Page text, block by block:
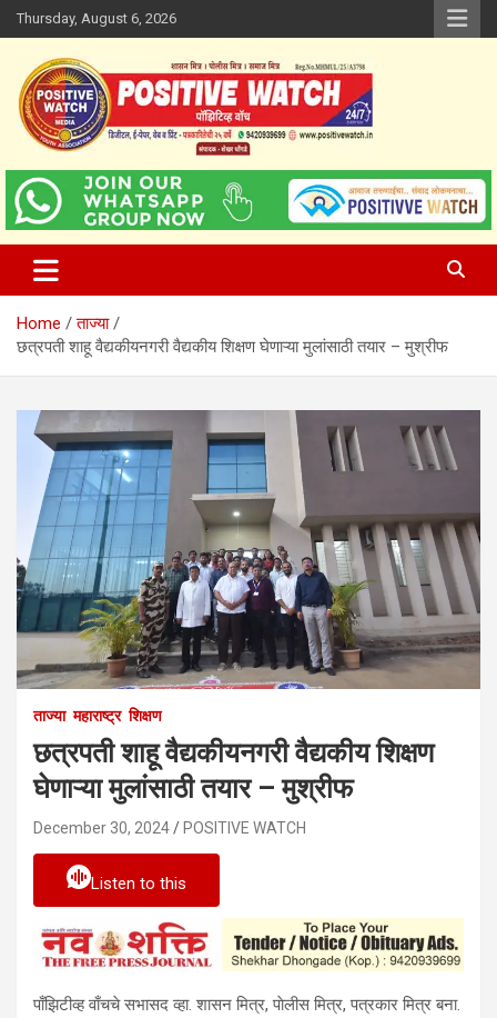
Skip
to
content
Thursday, August 6, 2026
Positive Watch
www.positivewatch.in
Home
ताज्या
छत्रपती शाहू वैद्यकीयनगरी वैद्यकीय शिक्षण घेणाऱ्या मुलांसाठी तयार – मुश्रीफ
ताज्या महाराष्ट्र शिक्षण
छत्रपती शाहू वैद्यकीयनगरी वैद्यकीय शिक्षण
घेणाऱ्या मुलांसाठी तयार – मुश्रीफ
December 30, 2024 POSITIVE WATCH
Listen to this
पाँझिटीव्ह वाँचचे सभासद व्हा. शासन मित्र, पाेलीस मित्र, पत्रकार मित्र बना.